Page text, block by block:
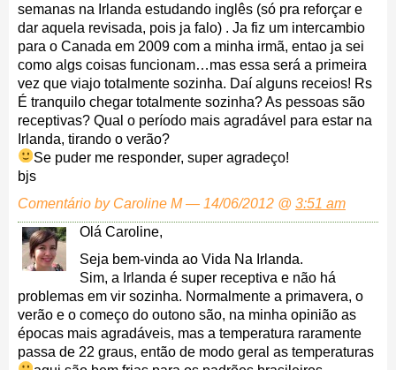
semanas na Irlanda estudando inglês (só pra reforçar e
dar aquela revisada, pois ja falo) . Ja fiz um intercambio
para o Canada em 2009 com a minha irmã, entao ja sei
como algs coisas funcionam…mas essa será a primeira
vez que viajo totalmente sozinha. Daí alguns receios! Rs
É tranquilo chegar totalmente sozinha? As pessoas são
receptivas? Qual o período mais agradável para estar na
Irlanda, tirando o verão?
Se puder me responder, super agradeço!
bjs
Comentário by Caroline M — 14/06/2012 @ 3:51 am
Olá Caroline,
Seja bem-vinda ao Vida Na Irlanda.
Sim, a Irlanda é super receptiva e não há
problemas em vir sozinha. Normalmente a primavera, o
verão e o começo do outono são, na minha opinião as
épocas mais agradáveis, mas a temperatura raramente
passa de 22 graus, então de modo geral as temperaturas